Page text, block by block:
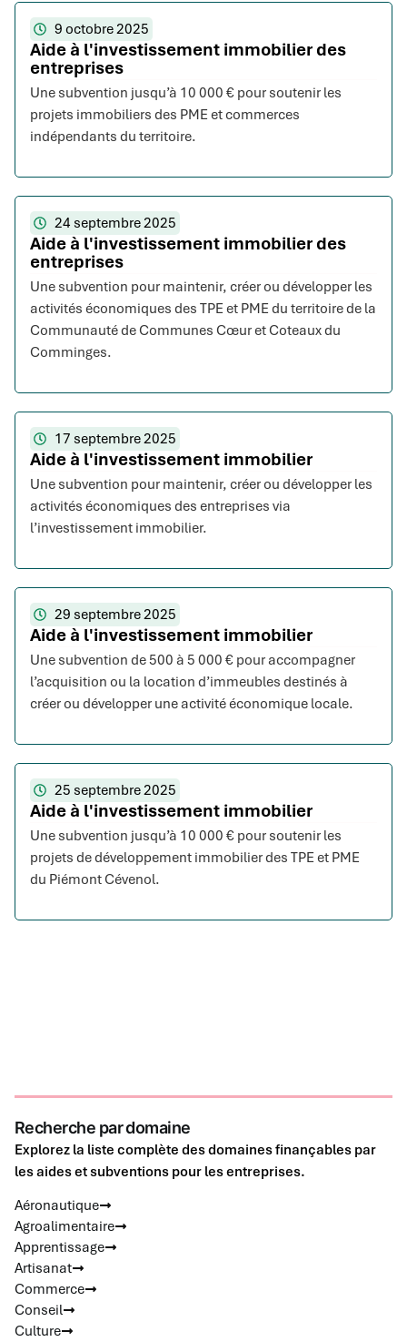
9 octobre 2025
Aide à l'investissement immobilier des
entreprises
Une subvention jusqu’à 10 000 € pour soutenir les
projets immobiliers des PME et commerces
indépendants du territoire.
24 septembre 2025
Aide à l'investissement immobilier des
entreprises
Une subvention pour maintenir, créer ou développer les
activités économiques des TPE et PME du territoire de la
Communauté de Communes Cœur et Coteaux du
Comminges.
17 septembre 2025
Aide à l'investissement immobilier
Une subvention pour maintenir, créer ou développer les
activités économiques des entreprises via
l’investissement immobilier.
29 septembre 2025
Aide à l'investissement immobilier
Une subvention de 500 à 5 000 € pour accompagner
l’acquisition ou la location d’immeubles destinés à
créer ou développer une activité économique locale.
25 septembre 2025
Aide à l'investissement immobilier
Une subvention jusqu’à 10 000 € pour soutenir les
projets de développement immobilier des TPE et PME
du Piémont Cévenol.
Recherche par domaine
Explorez la liste complète des domaines finançables par
les aides et subventions pour les entreprises.
Aéronautique
Agroalimentaire
Apprentissage
Artisanat
Commerce
Conseil
Culture